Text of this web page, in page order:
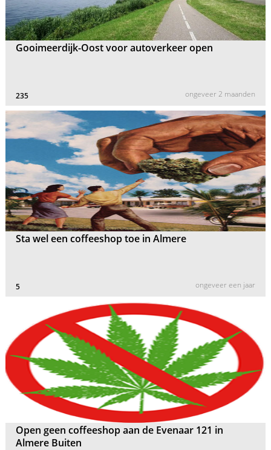
Gooimeerdijk-Oost voor autoverkeer open
235 ongeveer 2 maanden
Sta wel een coffeeshop toe in Almere
5 ongeveer een jaar
Open geen coffeeshop aan de Evenaar 121 in
Almere Buiten